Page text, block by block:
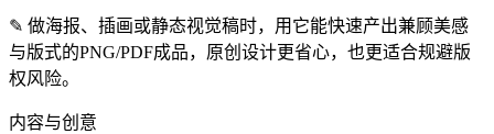
✎ 做海报、插画或静态视觉稿时，用它能快速产出兼顾美感
与版式的PNG/PDF成品，原创设计更省心，也更适合规避版
权风险。
内容与创意